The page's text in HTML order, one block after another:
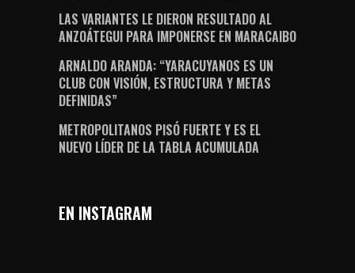
LAS VARIANTES LE DIERON RESULTADO AL
ANZOÁTEGUI PARA IMPONERSE EN MARACAIBO
ARNALDO ARANDA: “YARACUYANOS ES UN
CLUB CON VISIÓN, ESTRUCTURA Y METAS
DEFINIDAS”
METROPOLITANOS PISÓ FUERTE Y ES EL
NUEVO LÍDER DE LA TABLA ACUMULADA
EN INSTAGRAM